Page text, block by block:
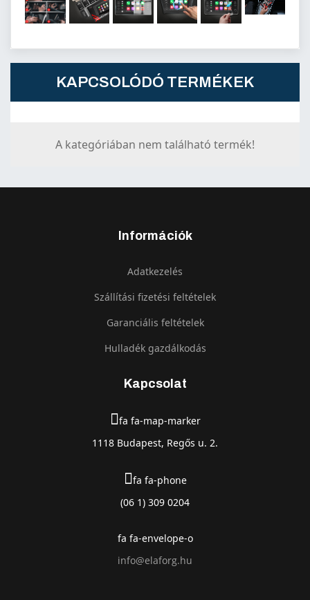
KAPCSOLÓDÓ TERMÉKEK
A kategóriában nem található termék!
Információk
Adatkezelés
Szállítási fizetési feltételek
Garanciális feltételek
Hulladék gazdálkodás
Kapcsolat
fa fa-map-marker
1118 Budapest, Regős u. 2.
fa fa-phone
(06 1) 309 0204
fa fa-envelope-o
info@elaforg.hu